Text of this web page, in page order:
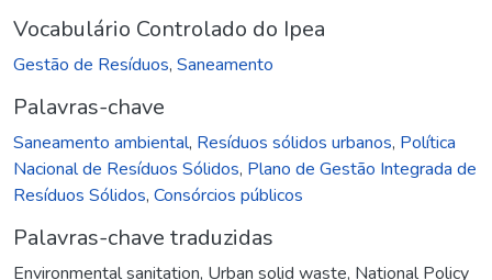
Vocabulário Controlado do Ipea
Gestão de Resíduos, Saneamento
Palavras-chave
Saneamento ambiental, Resíduos sólidos urbanos, Política
Nacional de Resíduos Sólidos, Plano de Gestão Integrada de
Resíduos Sólidos, Consórcios públicos
Palavras-chave traduzidas
Environmental sanitation, Urban solid waste, National Policy